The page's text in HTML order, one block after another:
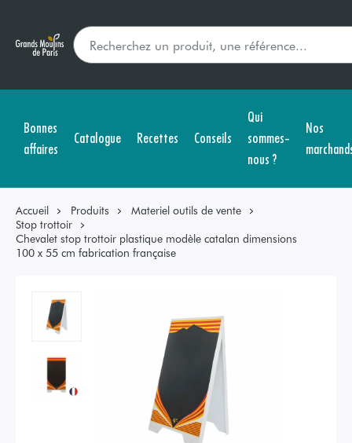
Bonnes
affaires
Catalogue Recettes Conseils
Qui
sommes-
nous ?
Nos
Accueil Produits
Materiel outils de vente
Stop trottoir
Chevalet stop trottoir plastique modèle catalan dimensions
100 x 55 cm fabrication française